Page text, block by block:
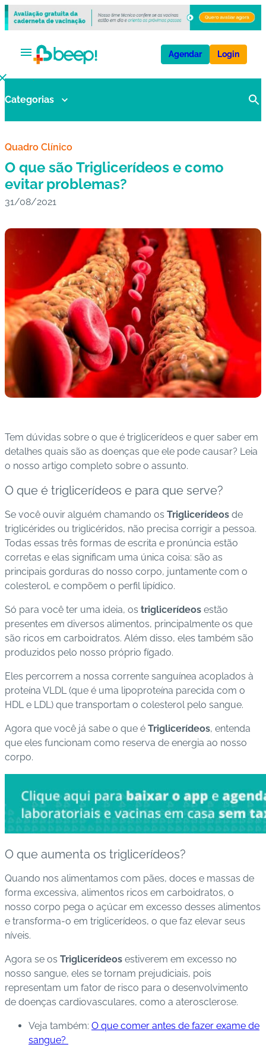
V
a
n
s
E
I
m
u
n
c
o
s
Pl
n
o
s
d
e
s
ú
e
A
B
e
p
g
C
n
t
o
B
e
o
A
P
P
Agendar Login
Categorias
Quadro Clínico
O que são Triglicerídeos e como
evitar problemas?
31/08/2021
Tem dúvidas sobre o que é triglicerídeos e quer saber em
detalhes quais são as doenças que ele pode causar? Leia
o nosso artigo completo sobre o assunto.
O que é triglicerídeos e para que serve?
Se você ouvir alguém chamando os Triglicerídeos de
triglicérides ou triglicéridos, não precisa corrigir a pessoa.
Todas essas três formas de escrita e pronúncia estão
corretas e elas significam uma única coisa: são as
principais gorduras do nosso corpo, juntamente com o
colesterol, e compõem o perfil lipídico.
Só para você ter uma ideia, os triglicerídeos estão
presentes em diversos alimentos, principalmente os que
são ricos em carboidratos. Além disso, eles também são
produzidos pelo nosso próprio fígado.
Eles percorrem a nossa corrente sanguínea acoplados à
proteína VLDL (que é uma lipoproteína parecida com o
HDL e LDL) que transportam o colesterol pelo sangue.
Agora que você já sabe o que é Triglicerídeos, entenda
que eles funcionam como reserva de energia ao nosso
corpo.
O que aumenta os triglicerídeos?
Quando nos alimentamos com pães, doces e massas de
forma excessiva, alimentos ricos em carboidratos, o
nosso corpo pega o açúcar em excesso desses alimentos
e transforma-o em triglicerídeos, o que faz elevar seus
níveis.
Agora se os Triglicerídeos estiverem em excesso no
nosso sangue, eles se tornam prejudiciais, pois
representam um fator de risco para o desenvolvimento
de doenças cardiovasculares, como a aterosclerose.
Veja também: O que comer antes de fazer exame de
sangue?